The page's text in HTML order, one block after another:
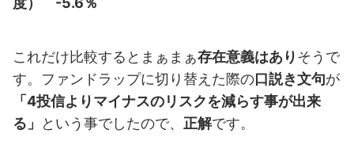
これだけ比較するとまぁまぁ存在意義はありそうで
す。ファンドラップに切り替えた際の口説き文句が
「4投信よりマイナスのリスクを減らす事が出来
る」
という事でしたので、 正解です。